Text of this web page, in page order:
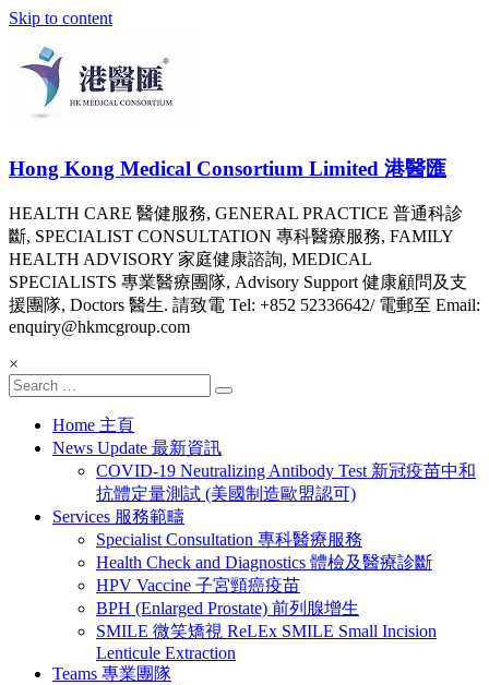
Skip to content
Hong Kong Medical Consortium Limited 港醫匯
HEALTH CARE 醫健服務, GENERAL PRACTICE 普通科診
斷, SPECIALIST CONSULTATION 專科醫療服務, FAMILY
HEALTH ADVISORY 家庭健康諮詢, MEDICAL
SPECIALISTS 專業醫療團隊, Advisory Support 健康顧問及支
援團隊, Doctors 醫生. 請致電 Tel: +852 52336642/ 電郵至 Email:
enquiry@hkmcgroup.com
×
Home 主頁
News Update 最新資訊
COVID-19 Neutralizing Antibody Test 新冠疫苗中和
抗體定量測試 (美國制造歐盟認可)
Services 服務範疇
Specialist Consultation 專科醫療服務
Health Check and Diagnostics 體檢及醫療診斷
HPV Vaccine 子宮頸癌疫苗
BPH (Enlarged Prostate) 前列腺增生
SMILE 微笑矯視 ReLEx SMILE Small Incision
Lenticule Extraction
Teams 專業團隊